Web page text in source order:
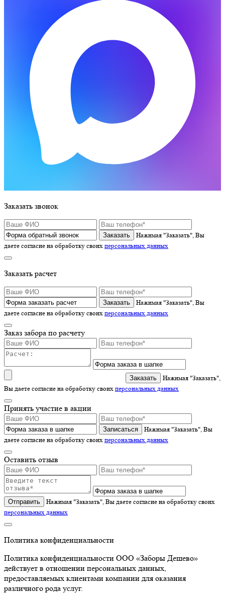
Заказать звонок
Нажимая "Заказать", Вы
даете согласие на обработку своих персональных данных
Заказать расчет
Нажимая "Заказать", Вы
даете согласие на обработку своих персональных данных
Заказ забора по расчету
Нажимая "Заказать",
Вы даете согласие на обработку своих персональных данных
Принять участие в акции
Записаться
Нажимая "Заказать", Вы
даете согласие на обработку своих персональных данных
Оставить отзыв
Отправить
Нажимая "Заказать", Вы даете согласие на обработку своих
персональных данных
Политика конфиденциальности
Политика конфиденциальности ООО «Заборы Дешево»
действует в отношении персональных данных,
предоставляемых клиентами компании для оказания
различного рода услуг.